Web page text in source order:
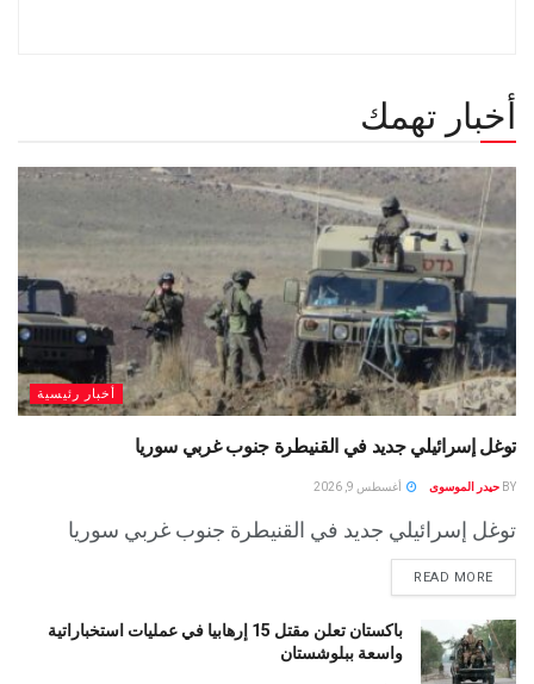
أخبار تهمك
أخبار رئيسية
توغل إسرائيلي جديد في القنيطرة جنوب غربي سوريا
BY حيدر الموسوى أغسطس 9, 2026
توغل إسرائيلي جديد في القنيطرة جنوب غربي سوريا
READ MORE
باكستان تعلن مقتل 15 إرهابيا في عمليات استخباراتية
واسعة ببلوشستان